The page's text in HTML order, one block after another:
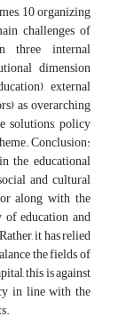
10 organizing
challenges of
three internal
dimension
external
as overarching
solutions, policy
Conclusion:
the educational
and cultural
along with the
education and
it has relied
the fields of
this is against
in line with the